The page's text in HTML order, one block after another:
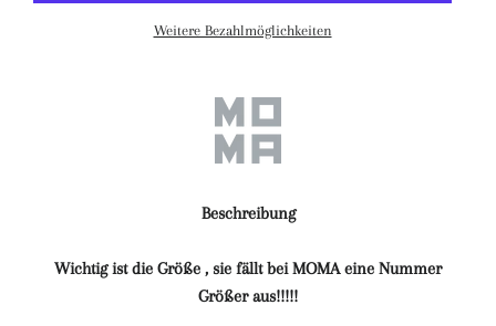
Weitere Bezahlmöglichkeiten
Beschreibung
Wichtig ist die Größe , sie fällt bei MOMA eine Nummer
Größer aus!!!!!